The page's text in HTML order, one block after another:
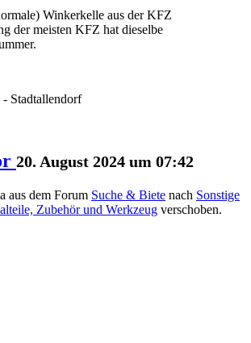
Winkerkelle aus der KFZ
der meisten KFZ hat dieselbe
Stadtallendorf
20. August 2024 um 07:42
aus dem Forum Suche & Biete nach Sonstige
Zubehör und Werkzeug verschoben.